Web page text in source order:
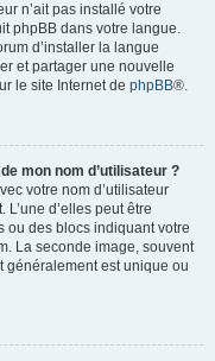
n’ait pas installé votre
phpBB dans votre langue.
d’installer la langue
et partager une nouvelle
le site Internet de phpBB®.
mon nom d’utilisateur ?
votre nom d’utilisateur
d’elles peut être
ou des blocs indiquant votre
La seconde image, souvent
généralement est unique ou